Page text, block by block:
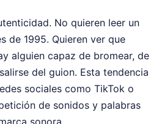
No quieren leer un
de 1995. Quieren ver que
alguien capaz de bromear, de
del guion. Esta tendencia
sociales como TikTok o
de sonidos y palabras
sonora.